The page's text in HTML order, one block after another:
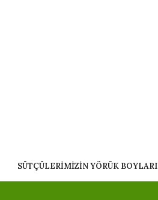
SÜTÇÜLERIMIZIN YÖRÜK BOYLARI